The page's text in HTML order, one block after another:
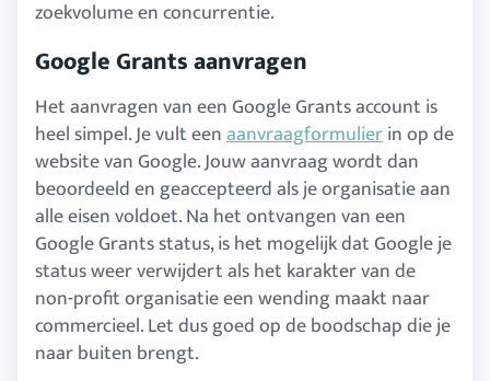
zoekvolume en concurrentie.
Google Grants aanvragen
Het aanvragen van een Google Grants account is
heel simpel. Je vult eenaanvraagformulierin op de
website van Google. Jouw aanvraag wordt dan
beoordeeld en geaccepteerd als je organisatie aan
alle eisen voldoet. Na het ontvangen van een
Google Grants status, is het mogelijk dat Google je
status weer verwijdert als het karakter van de
non-profit organisatie een wending maakt naar
commercieel. Let dus goed op de boodschap die je
naar buiten brengt.